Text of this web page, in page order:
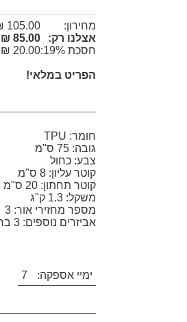
מחירון:
105.00 ₪
אצלנו רק:
85.00 ₪
חסכת 19%:
20.00 ₪
הפריט במלאי!
חומר: TPU
גובה: 75 ס"מ
צבע: כחול
קוטר עליון: 8 ס"מ
קוטר תחתון: 20 ס"מ
משקל: 1.3 ק"ג
מספר מחזירי אור: 3
אביזרים נוספים: 3 ברגים ודיבלים להתקנה
ימיי אספקה: